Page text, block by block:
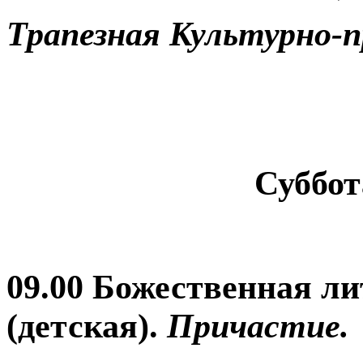
Трапезная Культурно-
09.00 Божественная
(детская).Причастие.